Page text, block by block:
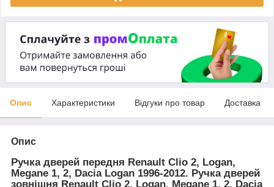
Опис Характеристики Відгуки про товар Доставка
Опис
Ручка дверей передня Renault Clio 2, Logan,
Megane 1, 2, Dacia Logan 1996-2012. Ручка дверей
зовнішня Renault Clio 2, Logan, Megane 1, 2, Dacia